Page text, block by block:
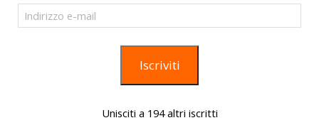
Indirizzo
e-
Iscriviti
Unisciti a 194 altri iscritti